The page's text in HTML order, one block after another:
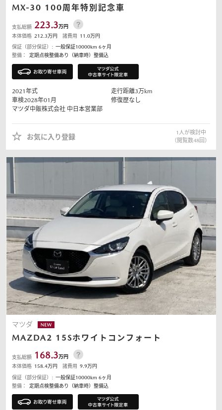
MX-30 100周年特別記念車
支払総額 223.3万円
本体価格 212.3万円 諸費用 11.0万円
保証（部分保証）: 一般保証10000km 6ヶ月
整備：
定期点検整備あり（納車時）整備込
2021年式 走行距離3万km
車検2028年01月
修復歴なし
マツダ中販株式会社 中日本営業部
お気に入り登録
1 人が検討中
（閲覧数48回）
マツダ
MAZDA2 15Sホワイトコンフォート
支払総額 168.3万円
本体価格 158.4万円 諸費用 9.9万円
保証（部分保証）: 一般保証10000km 6ヶ月
整備：
定期点検整備あり（納車時）整備込